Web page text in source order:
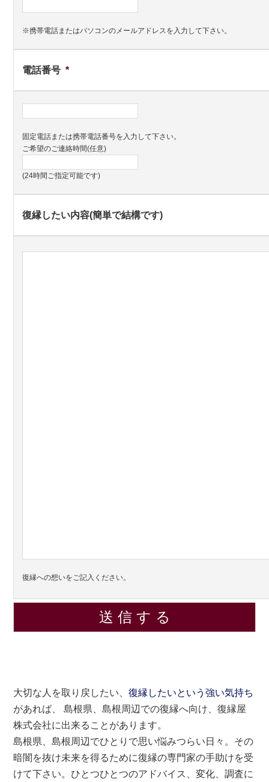
※携帯電話またはパソコンのメールアドレスを入力して下さい。
電話番号 *
固定電話または携帯電話番号を入力して下さい。
ご希望のご連絡時間(任意)
(24時間ご指定可能です)
復縁したい内容(簡単で結構です)
復縁への想いをご記入ください。
大切な人を取り戻したい、復縁したいという強い気持ち
があれば、 島根県、島根周辺での復縁へ向け、復縁屋
株式会社に出来ることがあります。
島根県、島根周辺でひとりで思い悩みつらい日々。その
暗闇を抜け未来を得るために復縁の専門家の手助けを受
けて下さい。ひとつひとつのアドバイス、変化、調査に